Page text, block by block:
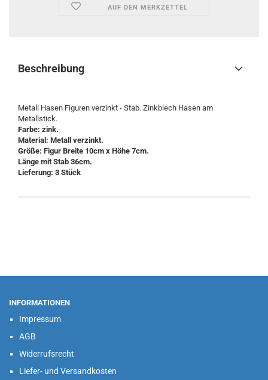
AUF DEN MERKZETTEL
Beschreibung
Metall Hasen Figuren verzinkt - Stab. Zinkblech Hasen am
Metallstick.
Farbe: zink.
Material: Metall verzinkt.
Größe: Figur Breite 10cm x Höhe 7cm.
Länge mit Stab 36cm.
Lieferung: 3 Stück
INFORMATIONEN
Impressum
AGB
Widerrufsrecht
Liefer- und Versandkosten